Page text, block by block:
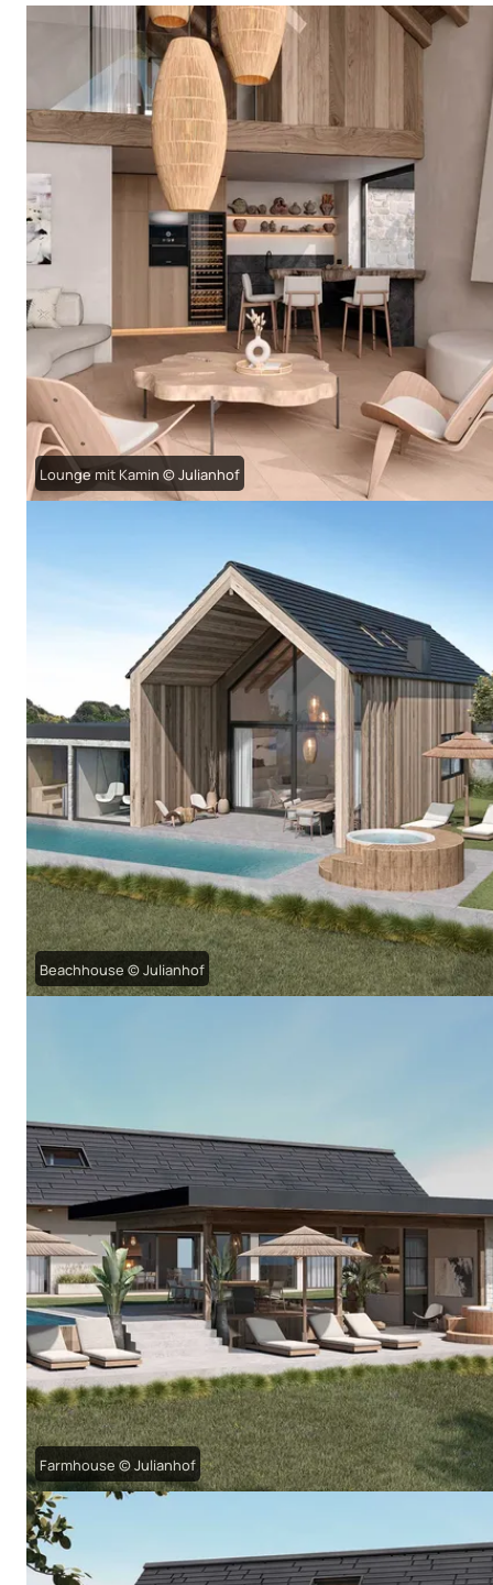
Lounge mit Kamin © Julianhof
Beachhouse © Julianhof
Farmhouse © Julianhof